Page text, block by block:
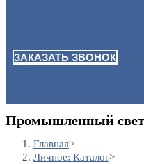
ЗАКАЗАТЬ ЗВОНОК
Промышленный
Главная>
Личное: Каталог>